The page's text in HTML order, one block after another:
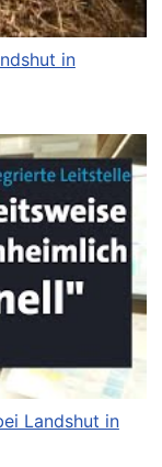
in
Landshut in